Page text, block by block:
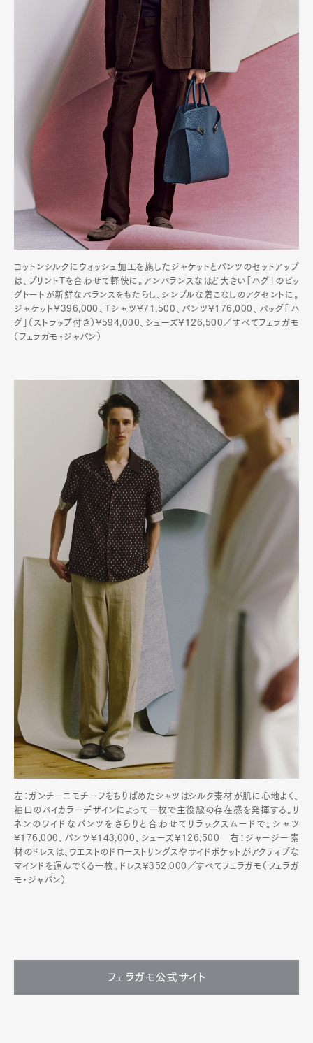
コットンシルクにウォッシュ加工を施したジャケットとパンツのセットアップ
は、プリントTを合わせて軽快に。アンバランスなほど大きい「ハグ」のビッ
グトートが新鮮なバランスをもたらし、シンプルな着こなしのアクセントに。
ジャケット¥396,000、Tシャツ¥71,500、パンツ¥176,000、バッグ「ハ
グ」（ストラップ付き）¥594,000、シューズ¥126,500／すべてフェラガモ
（フェラガモ・ジャパン）
左：ガンチーニモチーフをちりばめたシャツはシルク素材が肌に心地よく、
袖口のバイカラーデザインによって一枚で主役級の存在感を発揮する。リ
ネンのワイドなパンツをさらりと合わせてリラックスムードで。シャツ
¥176,000、パンツ¥143,000、シューズ¥126,500 右：ジャージー素
材のドレスは、ウエストのドローストリングスやサイドポケットがアクティブな
マインドを運んでくる一枚。ドレス¥352,000／すべてフェラガモ（フェラガ
モ・ジャパン）
フェラガモ公式サイト